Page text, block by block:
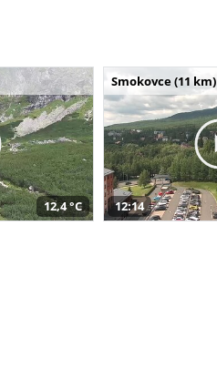
12,4 °C
Smokovce (11 km)
12:14